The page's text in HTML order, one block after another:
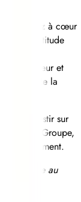
vous avez à cœur
Votre attitude
vos
avec rigueur et
au sein de la
investir sur
du Groupe,
établissement.
m’anime au